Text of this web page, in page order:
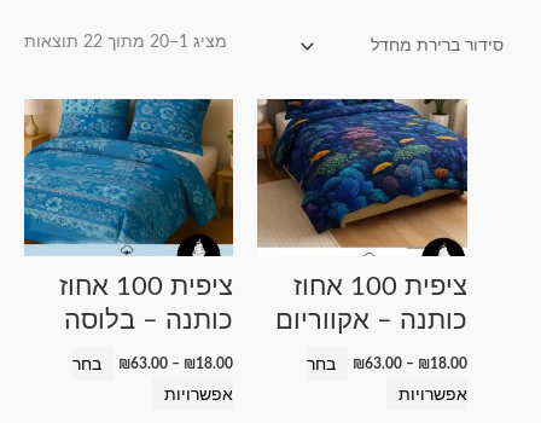
מציג 1–20 מתוך 22 תוצאות
ציפית 100 אחוז
כותנה – אקווריום
₪ 18.00
–
₪63.00
טווח
מחירים:
עד
⁦₪63.00⁩
בחר
אפשרויות
למוצר
זה
יש
מספר
סוגים.
לבחור
את
האפשרויות
ציפית 100 אחוז
כותנה – בלוסה
₪ 18.00
–
₪63.00
טווח
מחירים:
⁦₪18.00⁩
עד
⁦₪63.00⁩
בחר
אפשרויות
למוצר
זה
יש
מספר
סוגים.
לבחור
את
האפשרויות